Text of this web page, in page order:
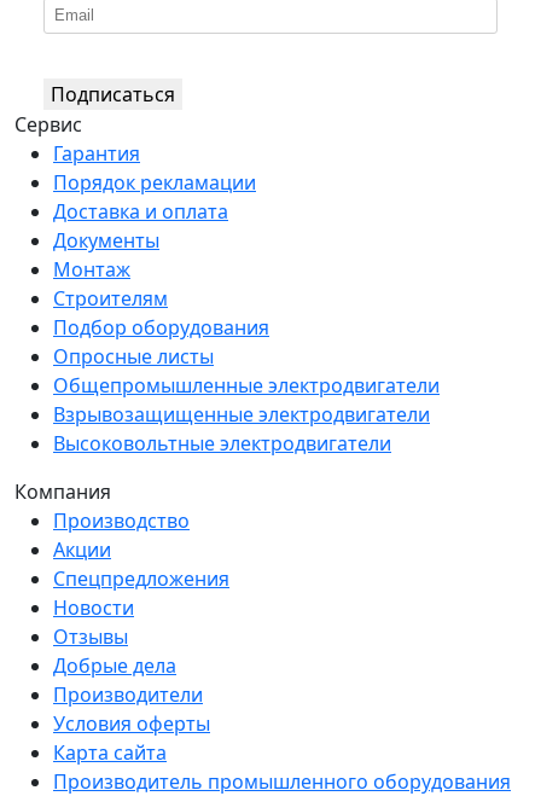
Подписаться
Сервис
Гарантия
Порядок рекламации
Доставка и оплата
Документы
Монтаж
Строителям
Подбор оборудования
Опросные листы
Общепромышленные электродвигатели
Взрывозащищенные электродвигатели
Высоковольтные электродвигатели
Компания
Производство
Акции
Спецпредложения
Новости
Отзывы
Добрые дела
Производители
Условия оферты
Карта сайта
Производитель промышленного оборудования